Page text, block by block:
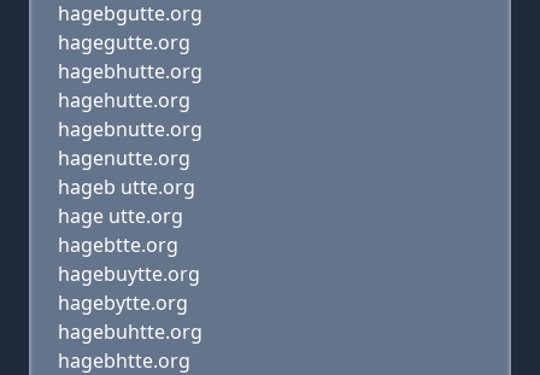
hagebgutte.org
hagegutte.org
hagebhutte.org
hagehutte.org
hagebnutte.org
hagenutte.org
hageb utte.org
hage utte.org
hagebtte.org
hagebuytte.org
hagebytte.org
hagebuhtte.org
hagebhtte.org